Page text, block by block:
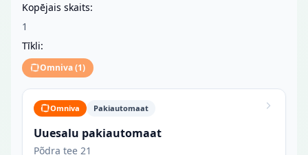
Kopējais skaits:
1
Tīkli:
Omniva(1)
Omniva Pakiautomaat
Uuesalu pakiautomaat
Põdra tee 21